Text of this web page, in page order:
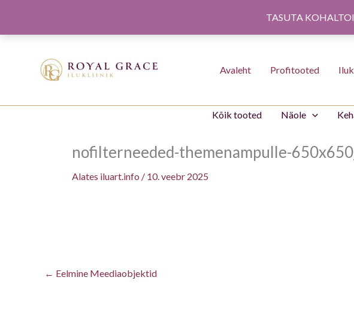
TASUTA
Avaleht Profitooted
Kõik tooted Näole
nofilterneeded-themenampulle-
Alates iluart.info / 10. veebr 2025
← Eelmine Meediaobjektid